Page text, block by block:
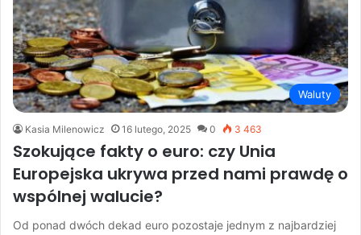
Waluty
Kasia Milenowicz 16 lutego, 2025 0 3 463
Szokujące fakty o euro: czy Unia
Europejska ukrywa przed nami prawdę o
wspólnej walucie?
Od ponad dwóch dekad euro pozostaje jednym z najbardziej